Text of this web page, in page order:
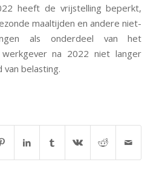
heeft de vrijstelling beperkt,
maaltijden en andere niet-
als onderdeel van het
na 2022 niet langer
van belasting.